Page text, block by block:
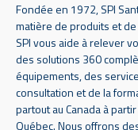
Fondée en 1972, SPI
matière de produits et
SPI vous aide à relever
des solutions 360
équipements, des
consultation et de la
partout au Canada à
Québec. Nous offrons